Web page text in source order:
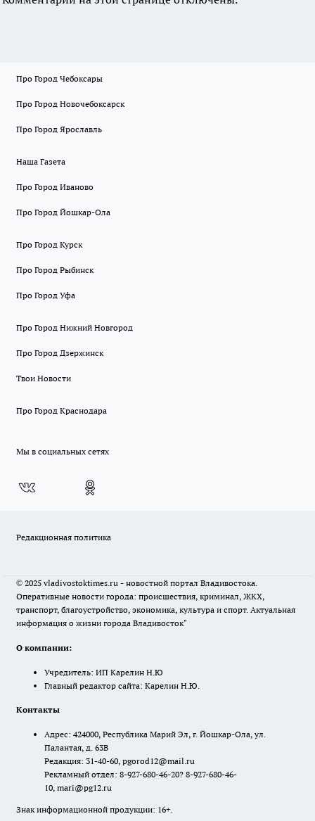
Про Город Чебоксары
Про Город Новочебоксарск
Про Город Ярославль
Наша Газета
Про Город Иваново
Про Город Йошкар-Ола
Про Город Курск
Про Город Рыбинск
Про Город Уфа
Про Город Нижний Новгород
Про Город Дзержинск
Твои Новости
Про Город Краснодара
Мы в социальных сетях
Редакционная политика
© 2025 vladivostoktimes.ru - новостной портал Владивостока.
Оперативные новости города: происшествия, криминал, ЖКХ,
транспорт, благоустройство, экономика, культура и спорт. Актуальная
информация о жизни города Владивосток"
О компании:
Учредитель: ИП Карелин Н.Ю
Главный редактор сайта: Карелин Н.Ю.
Контакты
Адрес: 424000, Республика Марий Эл, г. Йошкар-Ола, ул.
Палантая, д. 63В
Редакция: 31-40-60, pgorod12@mail.ru
Рекламный отдел: 8-927-680-46-20? 8-927-680-46-
10, mari@pg12.ru
Знак информационной продукции: 16+.